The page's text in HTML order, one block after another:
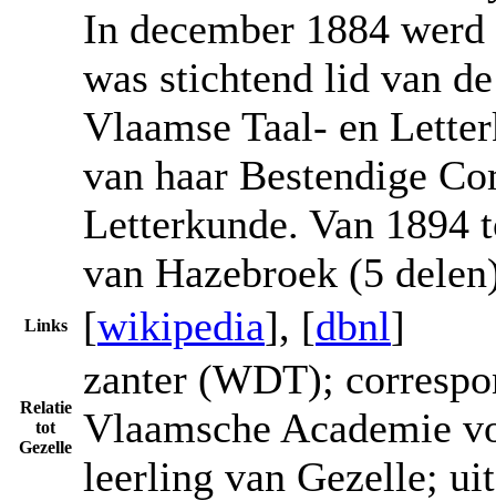
In december 1884
was stichtend lid van
Vlaamse Taal- en
van haar Bestendige
Letterkunde. Van 1894
van Hazebroek (5
Links [wikipedia], [dbnl]
Relatie
tot
Gezelle
zanter (WDT);
Vlaamsche Academie
leerling van Gezelle;